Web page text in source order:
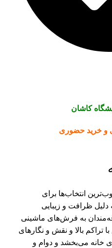
کاشان
و خرید حضوری
محبوب‌ترین انتخاب‌ها برای
ظرافت و زیبایی
به فرش‌های ماشینی
بالا و نقش و نگارهای
خانه می‌بخشد و دوام و